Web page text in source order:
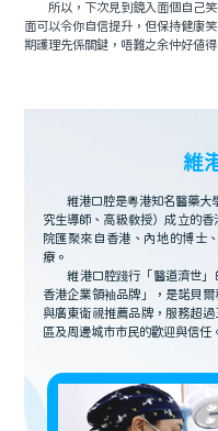
所以，下次見到鏡入面個自己笑
面可以令你自信提升，但保持健康
期護理先係關鍵，唔難之余仲好值得
維
維港口腔是粵港知名醫藥大
究生導師、高級教授）成立的
院匯聚來自香港、內地的博士
療。
維港口腔踐行「醫道濟世
香港企業領袖品牌」，是諾貝
與廣東衛視推薦品牌，服務超
區及周邊城市市民的歡迎與信任